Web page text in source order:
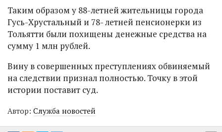
Таким образом у 88-летней жительницы города
Гусь-Хрустальный и 78- летней пенсионерки из
Тольятти были похищены денежные средства на
сумму 1 млн рублей.
Вину в совершенных преступлениях обвиняемый
на следствии признал полностью. Точку в этой
истории поставит суд.
Автор: Служба новостей